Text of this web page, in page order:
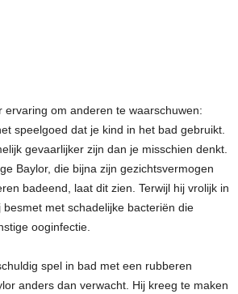
ervaring om anderen te waarschuwen:
speelgoed dat je kind in het bad gebruikt.
gevaarlijker zijn dan je misschien denkt.
Baylor, die bijna zijn gezichtsvermogen
badeend, laat dit zien. Terwijl hij vrolijk in
met schadelijke bacteriën die
ooginfectie.
spel in bad met een rubberen
anders dan verwacht. Hij kreeg te maken